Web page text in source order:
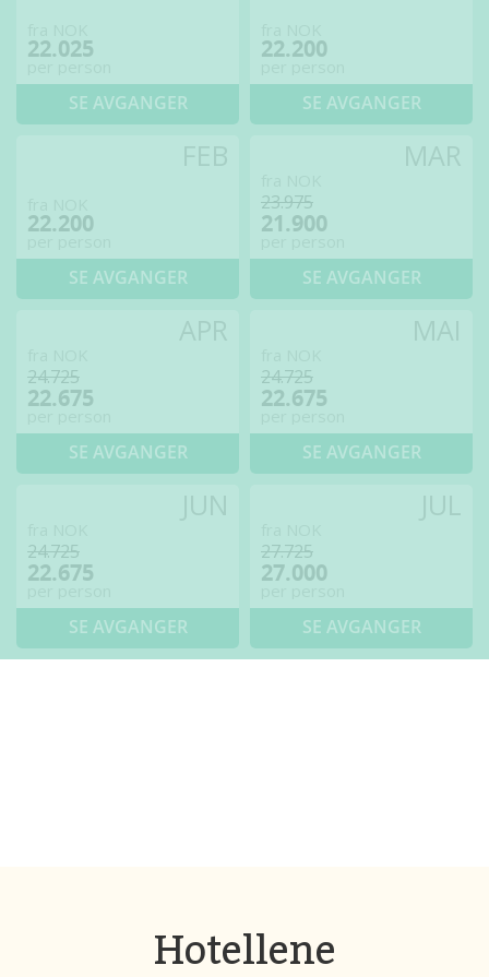
22.025
SE AVGANGER
22.200
SE AVGANGER
22.200
SE AVGANGER
23.975
21.900
SE AVGANGER
24.725
22.675
SE AVGANGER
24.725
22.675
SE AVGANGER
24.725
22.675
SE AVGANGER
27.725
27.000
SE AVGANGER
Hotellene